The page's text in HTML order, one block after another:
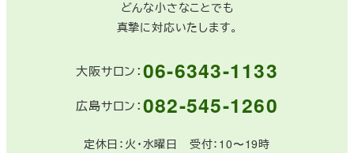
どんな小さなことでも
真摯に対応いたします。
大阪サロン：06-6343-1133
広島サロン：082-545-1260
定休日：火・水曜日 受付：10〜19時